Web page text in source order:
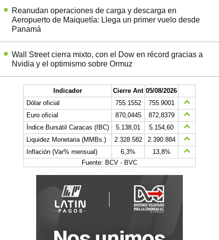
Reanudan operaciones de carga y descarga en
Aeropuerto de Maiquetía: Llega un primer vuelo desde
Panamá
Wall Street cierra mixto, con el Dow en récord gracias a
Nvidia y el optimismo sobre Ormuz
Indicador Cierre Ant 05/08/2026
Dólar oficial
755.1552
755.9001
Euro oficial
870,0445
872,8379
Índice Bursátil Caracas (IBC)
5.138,01
5.154,60
Liquidez Monetaria (MMBs.)
2.328.582
2.390.884
Inflación (Var% mensual)
6,3%
13,8%
Fuente: BCV - BVC